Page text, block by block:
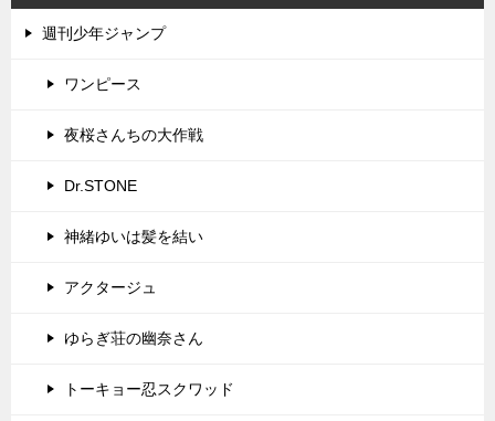
週刊少年ジャンプ
ワンピース
夜桜さんちの大作戦
Dr.STONE
神緒ゆいは髪を結い
アクタージュ
ゆらぎ荘の幽奈さん
トーキョー忍スクワッド